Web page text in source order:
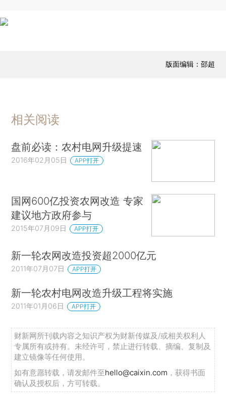
版面编辑：邵超
相关阅读
盘前必读：农村电网升级提速
2016年02月05日 APP打开
国网600亿投资农网改造 专家
建议地方政府参与
2015年07月09日 APP打开
新一轮农网改造投资超2000亿元
2011年07月07日 APP打开
新一轮农村电网改造升级工程将实施
2011年01月06日 APP打开
财新网所刊载内容之知识产权为财新传媒及/或相关权利人
专属所有或持有。未经许可，禁止进行转载、摘编、复制及
建立镜像等任何使用。
如有意愿转载，请发邮件至hello@caixin.com ，获得书面
确认及授权后，方可转载。